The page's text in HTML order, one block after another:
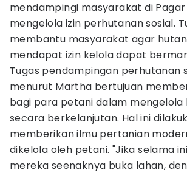
mendampingi masyarakat di
mengelola izin perhutanan sosial.
membantu masyarakat agar
mendapat izin kelola dapat
Tugas pendampingan perhutanan
menurut Martha bertujuan
bagi para petani dalam mengelola
secara berkelanjutan. Hal ini
memberikan ilmu pertanian
dikelola oleh petani. "Jika selama
mereka seenaknya buka lahan,